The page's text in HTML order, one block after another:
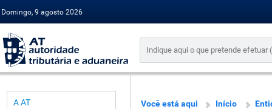
Domingo, 9 agosto 2026
A AT Você está aqui Início